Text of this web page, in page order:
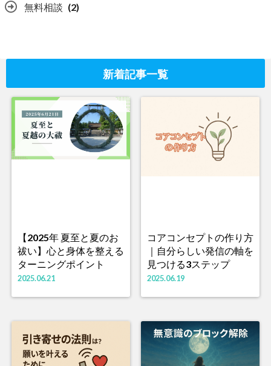
無料相談 (2)
新着記事一覧
【2025年 夏至と夏のお
祓い】心と身体を整える
ターニングポイント
2025.06.21
コアコンセプトの作り方
｜自分らしい発信の軸を
見つける3ステップ
2025.06.19